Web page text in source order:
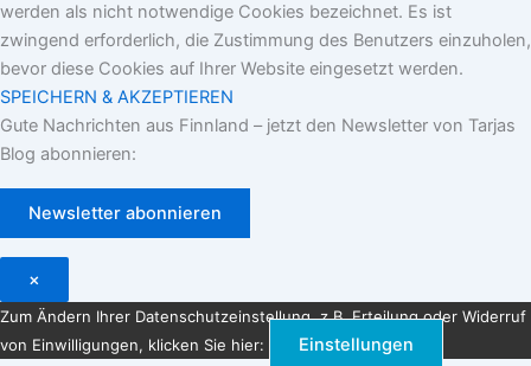
werden als nicht notwendige Cookies bezeichnet. Es ist
zwingend erforderlich, die Zustimmung des Benutzers einzuholen,
bevor diese Cookies auf Ihrer Website eingesetzt werden.
SPEICHERN & AKZEPTIEREN
Gute Nachrichten aus Finnland – jetzt den Newsletter von Tarjas
Blog abonnieren:
Newsletter abonnieren
×
Zum Ändern Ihrer Datenschutzeinstellung, z.B. Erteilung oder Widerruf
von Einwilligungen, klicken Sie hier:
Einstellungen